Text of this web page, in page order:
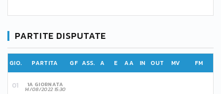
PARTITE DISPUTATE
GIO. PARTITA GF ASS. A E AA IN OUT MV FM
1A GIORNATA
14/08/2022 15:30